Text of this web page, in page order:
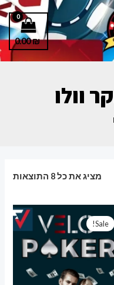
0.00₪
וולו
מציג את כל 8 התוצאות
Sale!
המקורי
היה:
75.00 ₪.
הנוכחי
הוא:
64.90 ₪.